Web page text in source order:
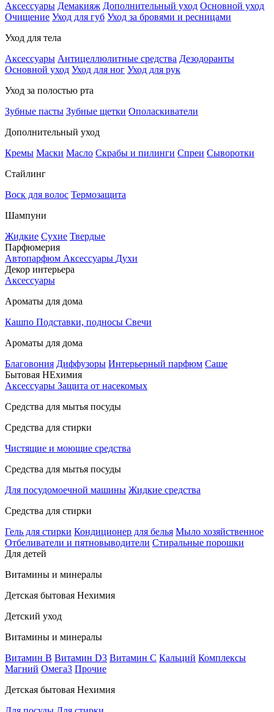
Аксессуары Демакияж Дополнительный уход Основной уход
Очищение Уход для губ Уход за бровями и ресницами
Уход для тела
Аксессуары Антицеллюлитные средства Дезодоранты
Основной уход Уход для ног Уход для рук
Уход за полостью рта
Зубные пасты Зубные щетки Ополаскиватели
Дополнительный уход
Кремы Маски Масло Скрабы и пилинги Спреи Сыворотки
Стайлинг
Воск для волос Термозащита
Шампуни
Жидкие Сухие Твердые
Парфюмерия
Автопарфюм Аксессуары Духи
Декор интерьера
Аксессуары
Ароматы для дома
Кашпо Подставки, подносы Свечи
Ароматы для дома
Благовония Диффузоры Интерьерный парфюм Саше
Бытовая НЕхимия
Аксессуары Защита от насекомых
Средства для мытья посуды
Средства для стирки
Чистящие и моющие средства
Средства для мытья посуды
Для посудомоечной машины Жидкие средства
Средства для стирки
Гель для стирки Кондиционер для белья Мыло хозяйственное
Отбеливатели и пятновыводители Стиральные порошки
Для детей
Витамины и минералы
Детская бытовая Нехимия
Детский уход
Витамины и минералы
Витамин В Витамин D3 Витамин С Кальций Комплексы
Магний Омега3 Прочие
Детская бытовая Нехимия